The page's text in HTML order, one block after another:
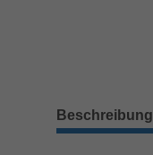
Beschreibung